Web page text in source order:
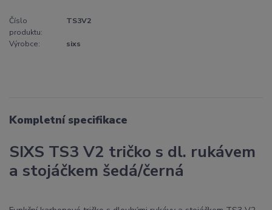
Číslo
produktu:
TS3V2
Výrobce: sixs
Kompletní specifikace
SIXS TS3 V2 tričko s dl. rukávem
a stojáčkem šedá/černá